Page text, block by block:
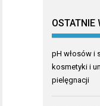
OSTATNIE
pH włosów i
kosmetyki i
pielęgnacji